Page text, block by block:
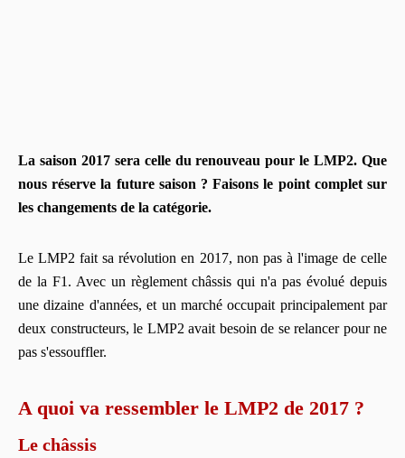
La saison 2017 sera celle du renouveau pour le LMP2. Que
nous réserve la future saison ? Faisons le point complet sur
les changements de la catégorie.
Le LMP2 fait sa révolution en 2017, non pas à l'image de celle
de la F1. Avec un règlement châssis qui n'a pas évolué depuis
une dizaine d'années, et un marché occupait principalement par
deux constructeurs, le LMP2 avait besoin de se relancer pour ne
pas s'essouffler.
A quoi va ressembler le LMP2 de 2017 ?
Le châssis